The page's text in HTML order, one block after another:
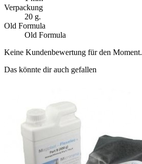
Verpackung
20 g.
Old Formula
Old Formula
Keine Kundenbewertung für den Moment.
Das könnte dir auch gefallen